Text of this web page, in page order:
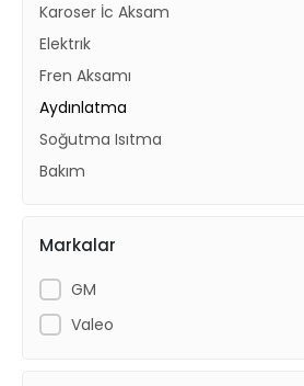
Karoser İc Aksam
Elektrık
Fren Aksamı
Aydınlatma
Soğutma Isıtma
Bakım
Markalar
GM
Valeo